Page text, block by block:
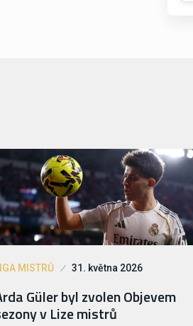
MISTRŮ 31. května 2026
Güler byl zvolen Objevem
v Lize mistrů